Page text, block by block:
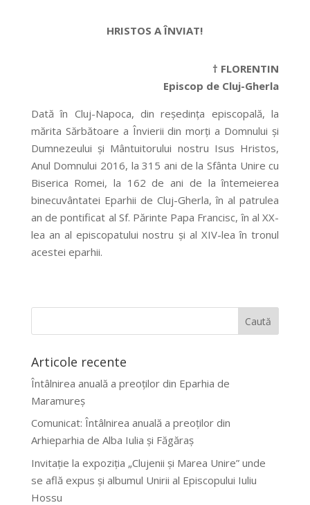
HRISTOS A ÎNVIAT!
† FLORENTIN
Episcop de Cluj-Gherla
Dată în Cluj-Napoca, din reședința episcopală, la
mărita Sărbătoare a Învierii din morți a Domnului și
Dumnezeului și Mântuitorului nostru Isus Hristos,
Anul Domnului 2016, la 315 ani de la Sfânta Unire cu
Biserica Romei, la 162 de ani de la întemeierea
binecuvântatei Eparhii de Cluj-Gherla, în al patrulea
an de pontificat al Sf. Părinte Papa Francisc, în al XX-
lea an al episcopatului nostru și al XIV-lea în tronul
acestei eparhii.
Articole recente
Întâlnirea anuală a preoților din Eparhia de
Maramureș
Comunicat: Întâlnirea anuală a preoților din
Arhieparhia de Alba Iulia și Făgăraș
Invitație la expoziția „Clujenii și Marea Unire” unde
se află expus și albumul Unirii al Episcopului Iuliu
Hossu